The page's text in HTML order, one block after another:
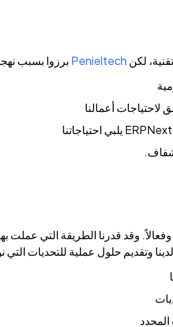
لكن Penieltech برزوا بسبب
لاحتياجات أعمالنا
وتقديم حلول عملية للتحديات التي